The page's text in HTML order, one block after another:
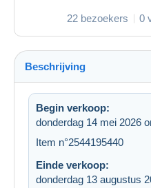
22 bezoekers 0
Beschrijving
Begin verkoop:
donderdag 14 mei 2026
Item n°2544195440
Einde verkoop:
donderdag 13 augustus